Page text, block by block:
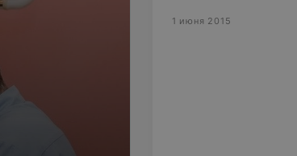
1 июня 2015